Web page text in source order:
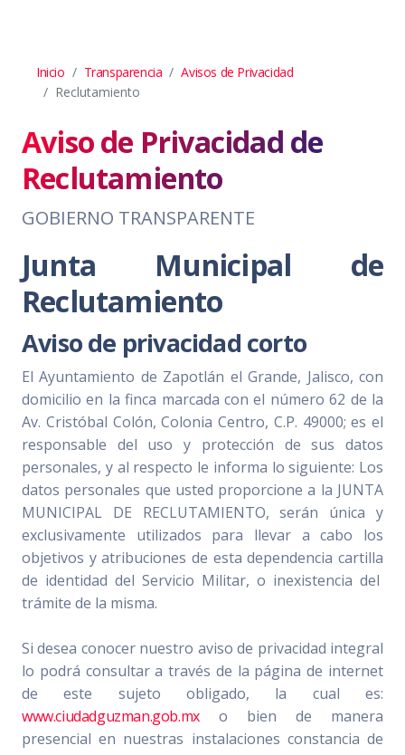
Inicio Transparencia
Avisos de Privacidad
Reclutamiento
Aviso de Privacidad de
Reclutamiento
GOBIERNO TRANSPARENTE
Junta Municipal de
Reclutamiento
Aviso de privacidad corto
El Ayuntamiento de Zapotlán el Grande, Jalisco, con
domicilio en la finca marcada con el número 62 de la
Av. Cristóbal Colón, Colonia Centro, C.P. 49000; es el
responsable del uso y protección de sus datos
personales, y al respecto le informa lo siguiente: Los
datos personales que usted proporcione a la JUNTA
MUNICIPAL DE RECLUTAMIENTO, serán única y
exclusivamente utilizados para llevar a cabo los
objetivos y atribuciones de esta dependencia cartilla
de identidad del Servicio Militar, o inexistencia del
trámite de la misma.
Si desea conocer nuestro aviso de privacidad integral
lo podrá consultar a través de la página de internet
de este sujeto obligado, la cual es:
www.ciudadguzman.gob.mxo bien de manera
presencial en nuestras instalaciones constancia de